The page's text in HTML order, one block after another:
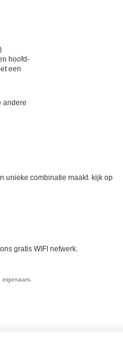
hoofd-
een
andere
unieke combinatie maakt. kijk op
gratis WIFI netwerk.